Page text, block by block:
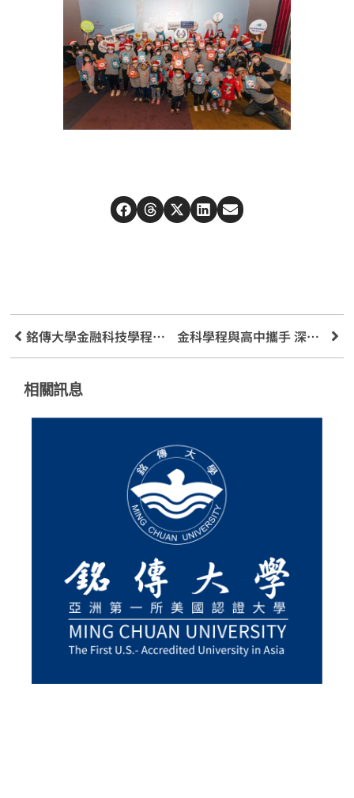
銘傳大學金融科技學程攜手信託公會 落實信託2.0 金科學程與高中攜手 深化溝通與合作造福學子
相關訊息